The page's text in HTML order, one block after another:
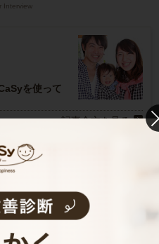
Interview
を使って
記事全文を見る
でき、休日が